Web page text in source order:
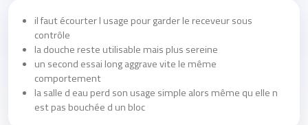
il faut écourter l usage pour garder le receveur sous
contrôle
la douche reste utilisable mais plus sereine
un second essai long aggrave vite le même
comportement
la salle d eau perd son usage simple alors même qu elle n
est pas bouchée d un bloc